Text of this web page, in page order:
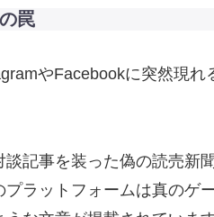
罠
やFacebookに突然現れ
記事を装った偽の読売新
ラットフォームは真のゲ